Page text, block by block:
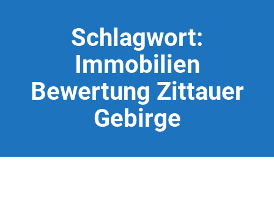
Schlagwort:
Immobilien
Bewertung Zittauer
Gebirge